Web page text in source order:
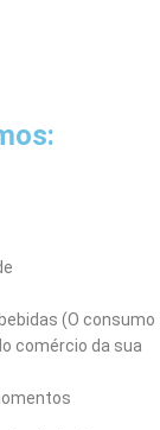
(O consumo
comércio da sua